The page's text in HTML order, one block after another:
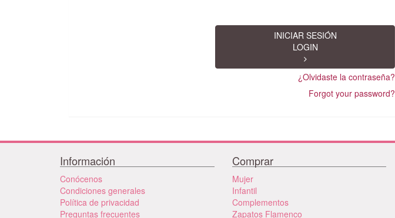
INICIAR SESIÓN
LOGIN
¿Olvidaste la contraseña?
Forgot your password?
Información
Conócenos
Condiciones generales
Política de privacidad
Preguntas frecuentes
Comprar
Mujer
Infantil
Complementos
Zapatos Flamenco